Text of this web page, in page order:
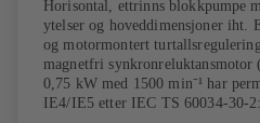
Horisontal, ettrinns blokkpumpe
ytelser og hoveddimensjoner iht.
og motormontert
magnetfri
0,75 kW med 1500 min⁻¹ har
IE4/IE5 etter IEC TS 60034-30-